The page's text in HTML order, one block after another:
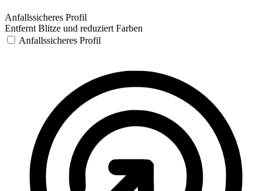
Anfallssicheres Profil
Entfernt Blitze und reduziert Farben
Anfallssicheres Profil